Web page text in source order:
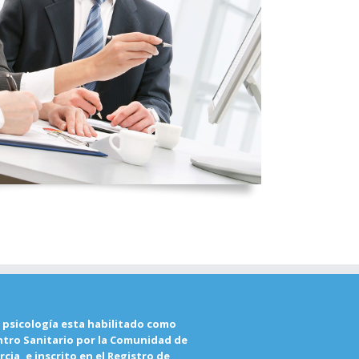
psicología esta habilitado como
Sanitario por la Comunidad de
e inscrito en el Registro de